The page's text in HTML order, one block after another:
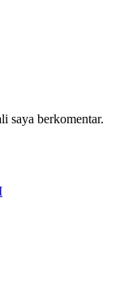
saya berkomentar.